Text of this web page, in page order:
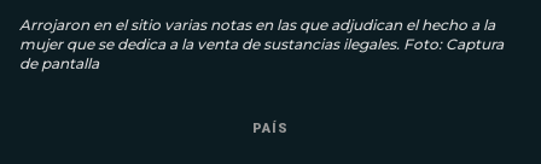
Arrojaron en el sitio varias notas en las que adjudican el hecho a la
mujer que se dedica a la venta de sustancias ilegales. Foto: Captura
de pantalla
PAÍS